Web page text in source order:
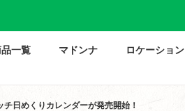
一覧 マドンナ ロケーション
チ日めくりカレンダーが発売開始！